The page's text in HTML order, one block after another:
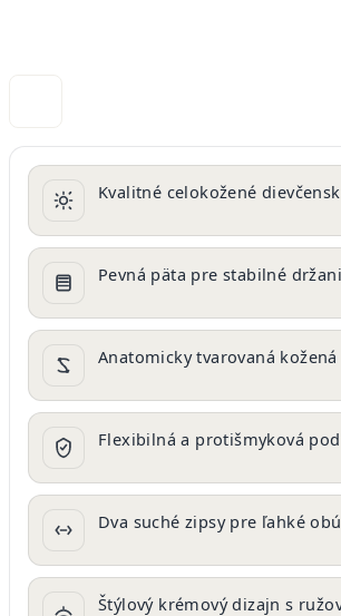
Kvalitné celokožené
Pevná päta pre stabilné
Anatomicky tvarovaná
Flexibilná a protišmyková
Dva suché zipsy pre ľahké
Štýlový krémový dizajn s